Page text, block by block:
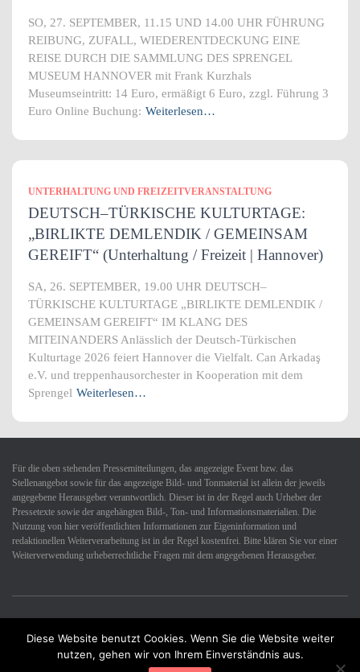
SO, 27. SEPTEMBER, 11.15 UND 14.00 UHR FÜHRUNG
REIBUNG, ZUFALL, WIEDERENTDECKUNG EINE
REISE DURCH DIE SAMMLUNG DES SPRENGEL
MUSEUM HANNOVER mit Frank Kurzhals
Museumseintritt: 14 Euro, ermäßigt 6 Euro, zzgl. Führung 3
Euro Online Buchung: Weiterlesen…
UNTERHALTUNG UND FREIZEITVERANSTALTUNG
DEUTSCH–TÜRKISCHE KULTURTAGE:
„BIRLIKTE DEMLENDIK / GEMEINSAM
GEREIFT“ (Unterhaltung / Freizeit | Hannover)
SA, 26. SEPTEMBER, 19.00 UHR DEUTSCH–
TÜRKISCHE KULTURTAGE „BIRLIKTE DEMLENDIK /
GEMEINSAM GEREIFT“ IM KLANG DES
MITEINANDERS Anlässlich der Deutsch-Türkischen
Kulturtage 2026 feiert Hannover die Vielfalt. Can Arkadaş
e.V. und treppenhausorchester in Kooperation mit dem
Sprengel Weiterlesen…
Für die oben stehenden Pressemitteilungen, das angezeigte Event bzw. das
Stellenangebot sowie für das angezeigte Bild- und Tonmaterial ist allein der jeweils
angegebene Herausgeber verantwortlich. Dieser ist in der Regel auch Urheber der
Pressetexte sowie der angehängten Bild-, Ton- und Informationsmaterialien. Die
Nutzung von hier veröffentlichten Informationen zur Eigeninformation und
redaktionellen Weiterverarbeitung ist in der Regel kostenfrei. Bitte klären Sie vor einer
Weiterverwendung urheberrechtliche Fragen mit dem angegebenen Herausgeber.
Datenschutzerklärung Impressum Kontakt
Diese Website benutzt Cookies. Wenn Sie die Website weiter
nutzen, gehen wir von Ihrem Einverständnis aus.